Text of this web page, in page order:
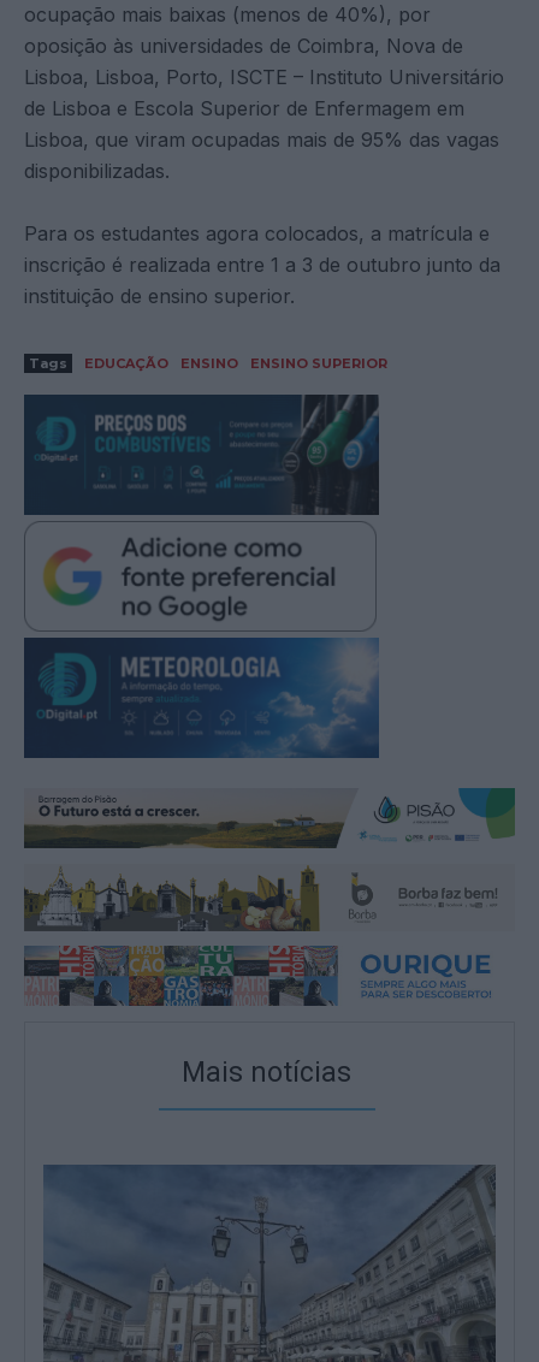
ocupação mais baixas (menos de 40%), por
oposição às universidades de Coimbra, Nova de
Lisboa, Lisboa, Porto, ISCTE – Instituto Universitário
de Lisboa e Escola Superior de Enfermagem em
Lisboa, que viram ocupadas mais de 95% das vagas
disponibilizadas.
Para os estudantes agora colocados, a matrícula e
inscrição é realizada entre 1 a 3 de outubro junto da
instituição de ensino superior.
Tags EDUCAÇÃO ENSINO ENSINO SUPERIOR
Mais notícias